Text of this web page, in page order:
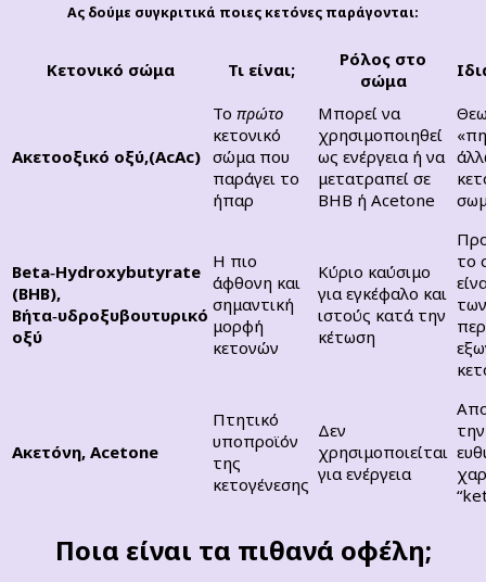
Ας δούμε συγκριτικά ποιες κετόνες παράγονται:
Κετονικό σώμα Τι είναι;
Ρόλος στο
σώμα
Ακετοοξικό οξύ,(AcAc)
Το πρώτο
κετονικό
σώμα που
παράγει το
ήπαρ
Μπορεί να
χρησιμοποιηθεί
ως ενέργεια ή να
μετατραπεί σε
BHB ή Acetone
Beta‑Hydroxybutyrate
(BHB),
Βήτα‑υδροξυβουτυρικό
οξύ
Η πιο
άφθονη και
σημαντική
μορφή
κετονών
Κύριο καύσιμο
για εγκέφαλο και
ιστούς κατά την
κέτωση
το
των
Ακετόνη, Acetone
Πτητικό
υποπροϊόν
της
κετογένεσης
Δεν
χρησιμοποιείται
για ενέργεια
Ποια είναι τα πιθανά οφέλη;